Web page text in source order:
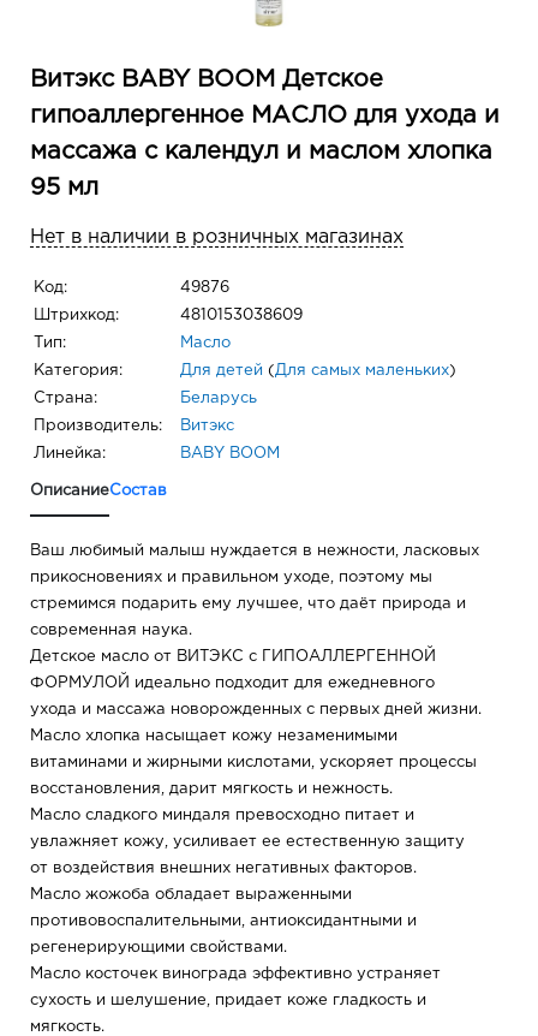
Витэкс BABY BOOM Детское
гипоаллергенное МАСЛО для ухода и
массажа с календул и маслом хлопка
95 мл
Нет в наличии в розничных магазинах
Код: 49876
Штрихкод: 4810153038609
Тип: Масло
Категория: Для детей ( Для самых маленьких)
Страна: Беларусь
Производитель: Витэкс
Линейка: BABY BOOM
ОписаниеСостав
Ваш любимый малыш нуждается в нежности, ласковых
прикосновениях и правильном уходе, поэтому мы
стремимся подарить ему лучшее, что даёт природа и
современная наука.
Детское масло от ВИТЭКС с ГИПОАЛЛЕРГЕННОЙ
ФОРМУЛОЙ идеально подходит для ежедневного
ухода и массажа новорожденных с первых дней жизни.
Масло хлопка насыщает кожу незаменимыми
витаминами и жирными кислотами, ускоряет процессы
восстановления, дарит мягкость и нежность.
Масло сладкого миндаля превосходно питает и
увлажняет кожу, усиливает ее естественную защиту
от воздействия внешних негативных факторов.
Масло жожоба обладает выраженными
противовоспалительными, антиоксидантными и
регенерирующими свойствами.
Масло косточек винограда эффективно устраняет
сухость и шелушение, придает коже гладкость и
мягкость.